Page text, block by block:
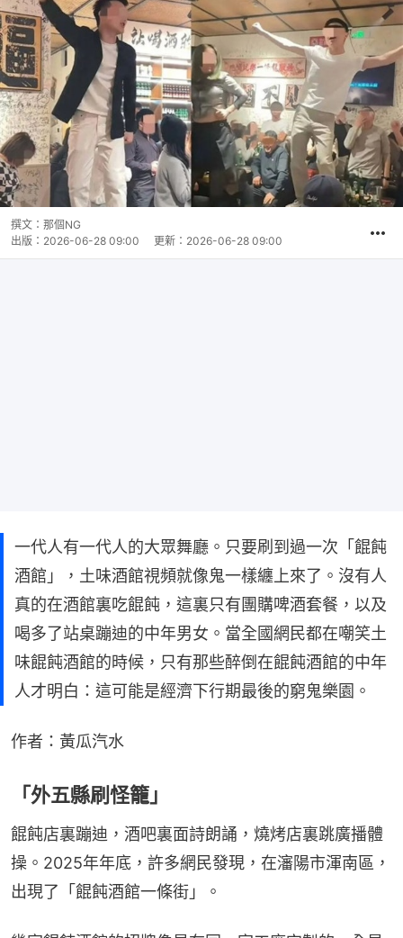
撰文： 那個NG
出版： 2026-06-28 09:00 更新： 2026-06-28 09:00
一代人有一代人的大眾舞廳。只要刷到過一次「餛飩
酒館」，土味酒館視頻就像鬼一樣纏上來了。沒有人
真的在酒館裏吃餛飩，這裏只有團購啤酒套餐，以及
喝多了站桌蹦迪的中年男女。當全國網民都在嘲笑土
味餛飩酒館的時候，只有那些醉倒在餛飩酒館的中年
人才明白：這可能是經濟下行期最後的窮鬼樂園。
作者：黃瓜汽水
「外五縣刷怪籠」
餛飩店裏蹦迪，酒吧裏面詩朗誦，燒烤店裏跳廣播體
操。2025年年底，許多網民發現，在瀋陽市渾南區，
出現了「餛飩酒館一條街」。